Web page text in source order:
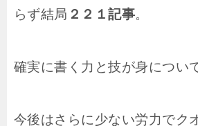
らず結局 ２２１記事。
確実に書く力と技が身につい
今後はさらに少ない労力でク